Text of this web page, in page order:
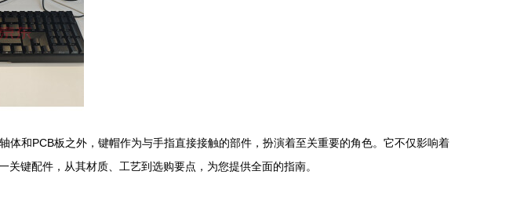
和PCB板之外，键帽作为与手指直接接触的部件，扮演着至关重要的角色。它不仅影响着
键配件，从其材质、工艺到选购要点，为您提供全面的指南。